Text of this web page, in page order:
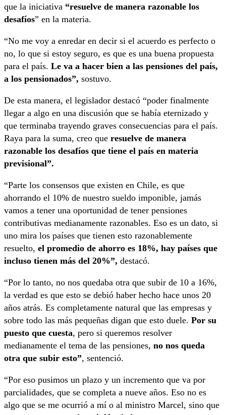
que la iniciativa “resuelve de manera razonable los
desafíos” en la materia.
“No me voy a enredar en decir si el acuerdo es perfecto o
no, lo que si estoy seguro, es que es una buena propuesta
para el país. Le va a hacer bien a las pensiones del país,
a los pensionados”, sostuvo.
De esta manera, el legislador destacó “poder finalmente
llegar a algo en una discusión que se había eternizado y
que terminaba trayendo graves consecuencias para el país.
Raya para la suma, creo que resuelve de manera
razonable los desafíos que tiene el país en materia
previsional”.
“Parte los consensos que existen en Chile, es que
ahorrando el 10% de nuestro sueldo imponible, jamás
vamos a tener una oportunidad de tener pensiones
contributivas medianamente razonables. Eso es un dato, si
uno mira los países que tienen esto razonablemente
resuelto, el promedio de ahorro es 18%, hay países que
incluso tienen más del 20%”, destacó.
“Por lo tanto, no nos quedaba otra que subir de 10 a 16%,
la verdad es que esto se debió haber hecho hace unos 20
años atrás. Es completamente natural que las empresas y
sobre todo las más pequeñas digan que esto duele. Por su
puesto que cuesta, pero si queremos resolver
medianamente el tema de las pensiones, no nos queda
otra que subir esto”, sentenció.
“Por eso pusimos un plazo y un incremento que va por
parcialidades, que se completa a nueve años. Eso no es
algo que se me ocurrió a mí o al ministro Marcel, sino que